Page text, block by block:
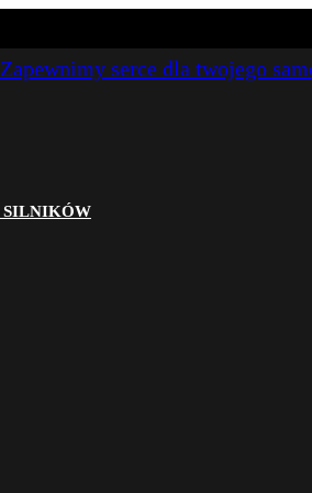
serce dla twojego
na temat naszej działalności.
i dostawczych. Oferujemy
SILNIKÓW